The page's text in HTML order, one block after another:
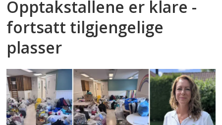
Opptakstallene er klare -
fortsatt tilgjengelige
plasser